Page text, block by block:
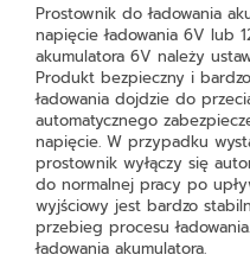
Prostownik do ładowania
napięcie ładowania 6V lub
akumulatora 6V należy
Produkt bezpieczny i
ładowania dojdzie do
automatycznego
napięcie. W przypadku
prostownik wyłączy się
do normalnej pracy po
wyjściowy jest bardzo
przebieg procesu
ładowania akumulatora.